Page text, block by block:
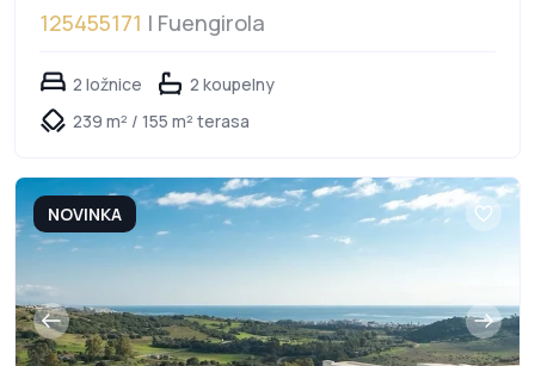
125455171 | Fuengirola
2 ložnice
2 koupelny
239 m² / 155 m² terasa
NOVINKA